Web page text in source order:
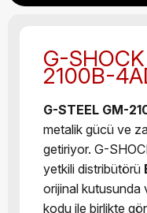
G-
2100B-
G-STEEL GM-
metalik gücü ve
getiriyor. G-
yetkili distribütörü
orijinal kutusunda
kodu ile birlikte